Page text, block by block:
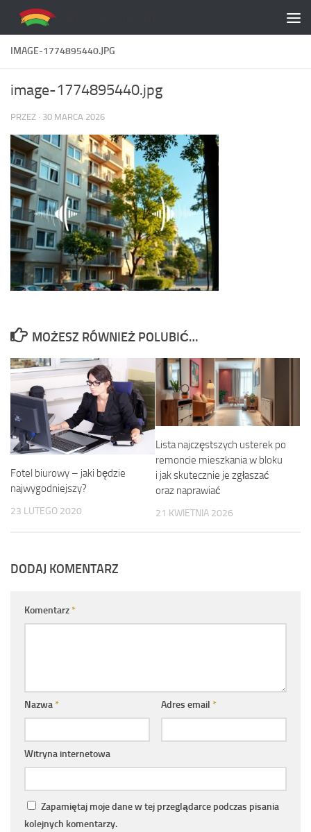
Skip to content
IMAGE-1774895440.JPG
image-1774895440.jpg
PRZEZ · 30 MARCA 2026
MOŻESZ RÓWNIEŻ POLUBIĆ…
Fotel biurowy – jaki będzie
najwygodniejszy?
23 LUTEGO 2020
Lista najczęstszych usterek po
remoncie mieszkania w bloku
i jak skutecznie je zgłaszać
oraz naprawiać
21 KWIETNIA 2026
DODAJ KOMENTARZ
Komentarz*
Nazwa* Adres email *
Witryna internetowa
Zapamiętaj moje dane w tej przeglądarce podczas pisania
kolejnych komentarzy.